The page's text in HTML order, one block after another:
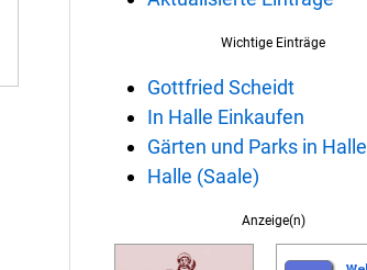
Wichtige Einträge
Gottfried Scheidt
In Halle Einkaufen
Gärten und Parks in Halle
Halle (Saale)
Anzeige(n)